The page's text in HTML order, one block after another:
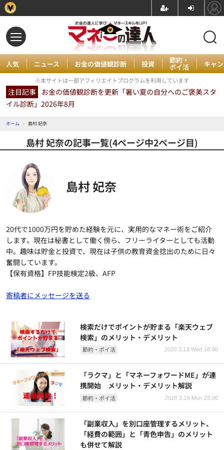
人気 ニュース お金の価値観診断 投資 節約・
ポイ活 キャ
※本サイトは一部アフィリエイトプログラムを利用しています
注目記事 お金の価値観診断を更新「暑い夏の自分へのご褒美スタ
イル診断」2026年8月
ホーム › 島村 妃奈
島村 妃奈の記事一覧(4ページ中2ページ目)
島村 妃奈
20代で1000万円を貯めた経験を元に、実用的なマネー術をご紹介
します。現在は秘書として働く傍ら、フリーライターとしても活動
中。趣味は貯金と投資で、現在は子供の教育資金捻出のために日々
奮闘しています。
【保有資格】FP技能検定2級、AFP
寄稿者にメッセージを送る
節約・ポイ活 2020.3.18 Wed 18:00
検索だけでポイントが貯まる「楽天ウェブ
検索」のメリット・デメリット
節約・ポイ活 2020.3.16 Mon 23:00
「ラクマ」と「マネーフォワードME」が連
携開始 メリット・デメリット解説
「副業収入」を別口座管理するメリット、
「経費の範囲」と「青色申告」のメリット
も併せて解説